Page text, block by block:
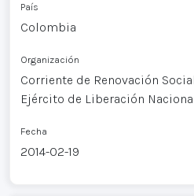
País
Colombia
Organización
Corriente de Renovación
Ejército de Liberación
Fecha
2014-02-19